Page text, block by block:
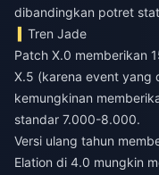
dibandingkan potret
Tren Jade
Patch X.0 memberikan
X.5 (karena event yang
kemungkinan
standar 7.000-8.000.
Versi ulang tahun
Elation di 4.0 mungkin